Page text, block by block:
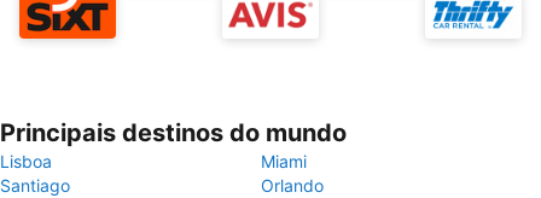
Principais destinos do mundo
Lisboa
Miami
Santiago
Orlando